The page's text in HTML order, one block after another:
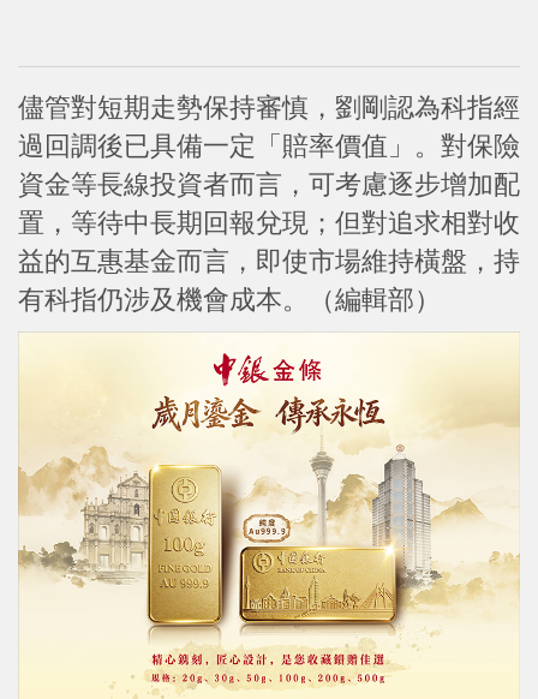
儘管對短期走勢保持審慎，劉剛認為科指經
過回調後已具備一定「賠率價值」。對保險
資金等長線投資者而言，可考慮逐步增加配
置，等待中長期回報兌現；但對追求相對收
益的互惠基金而言，即使市場維持橫盤，持
有科指仍涉及機會成本。（編輯部）